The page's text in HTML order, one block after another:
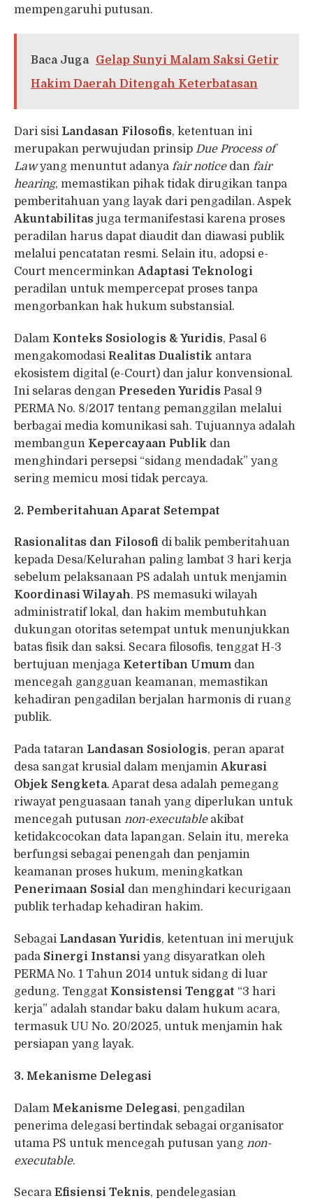
mempengaruhi putusan.
Baca Juga
Gelap Sunyi Malam Saksi Getir
Hakim Daerah Ditengah Keterbatasan
Dari sisi Landasan Filosofis, ketentuan ini
merupakan perwujudan prinsip Due Process of
Lawyang menuntut adanya fair noticedan fair
hearing, memastikan pihak tidak dirugikan tanpa
pemberitahuan yang layak dari pengadilan. Aspek
Akuntabilitas juga termanifestasi karena proses
peradilan harus dapat diaudit dan diawasi publik
melalui pencatatan resmi. Selain itu, adopsi e-
Court mencerminkan Adaptasi Teknologi
peradilan untuk mempercepat proses tanpa
mengorbankan hak hukum substansial.
Dalam Konteks Sosiologis & Yuridis, Pasal 6
mengakomodasi Realitas Dualistik antara
ekosistem digital (e-Court) dan jalur konvensional.
Ini selaras dengan Preseden Yuridis Pasal 9
PERMA No. 8/2017 tentang pemanggilan melalui
berbagai media komunikasi sah. Tujuannya adalah
membangun Kepercayaan Publik dan
menghindari persepsi “sidang mendadak” yang
sering memicu mosi tidak percaya.
2. Pemberitahuan Aparat Setempat
Rasionalitas dan Filosofi di balik pemberitahuan
kepada Desa/Kelurahan paling lambat 3 hari kerja
sebelum pelaksanaan PS adalah untuk menjamin
Koordinasi Wilayah. PS memasuki wilayah
administratif lokal, dan hakim membutuhkan
dukungan otoritas setempat untuk menunjukkan
batas fisik dan saksi. Secara filosofis, tenggat H-3
bertujuan menjaga Ketertiban Umum dan
mencegah gangguan keamanan, memastikan
kehadiran pengadilan berjalan harmonis di ruang
publik.
Pada tataran Landasan Sosiologis, peran aparat
desa sangat krusial dalam menjamin Akurasi
Objek Sengketa. Aparat desa adalah pemegang
riwayat penguasaan tanah yang diperlukan untuk
mencegah putusan non-executableakibat
ketidakcocokan data lapangan. Selain itu, mereka
berfungsi sebagai penengah dan penjamin
keamanan proses hukum, meningkatkan
Penerimaan Sosial dan menghindari kecurigaan
publik terhadap kehadiran hakim.
Sebagai Landasan Yuridis, ketentuan ini merujuk
pada Sinergi Instansi yang disyaratkan oleh
PERMA No. 1 Tahun 2014 untuk sidang di luar
gedung. Tenggat Konsistensi Tenggat “3 hari
kerja” adalah standar baku dalam hukum acara,
termasuk UU No. 20/2025, untuk menjamin hak
persiapan yang layak.
3. Mekanisme Delegasi
Dalam Mekanisme Delegasi, pengadilan
penerima delegasi bertindak sebagai organisator
utama PS untuk mencegah putusan yang non-
executable.
Secara Efisiensi Teknis, pendelegasian